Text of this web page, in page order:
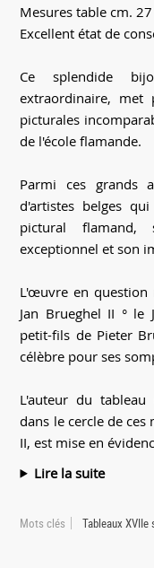
Mesures table cm.
Excellent état de
Ce splendide
extraordinaire, met
picturales
de l'école flamande.
Parmi ces grands
d'artistes belges
pictural flamand,
exceptionnel et son
L'œuvre en
Jan Brueghel II ° le
petit-fils de Pieter
célèbre pour ses
L'auteur du
dans le cercle de ces
II, est mise en
Lire la suite
Mots clés Tableaux